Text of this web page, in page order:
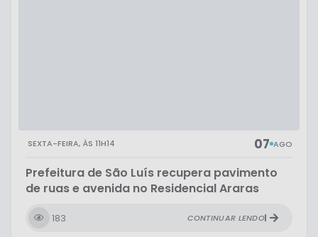
Prefeitura de São Luís recupera pavimento
de ruas e avenida no Residencial Araras
SEXTA-FEIRA 11H14 07 AGO
183 CONTINUAR LENDO